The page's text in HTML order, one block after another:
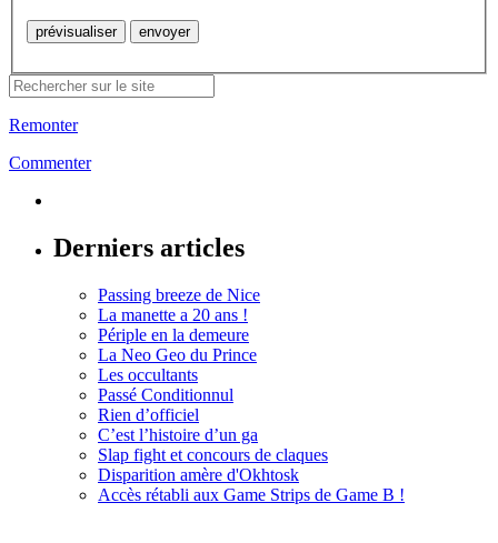
Remonter
Commenter
Derniers articles
Passing breeze de Nice
La manette a 20 ans !
Périple en la demeure
La Neo Geo du Prince
Les occultants
Passé Conditionnul
Rien d’officiel
C’est l’histoire d’un ga
Slap fight et concours de claques
Disparition amère d'Okhtosk
Accès rétabli aux Game Strips de Game B !